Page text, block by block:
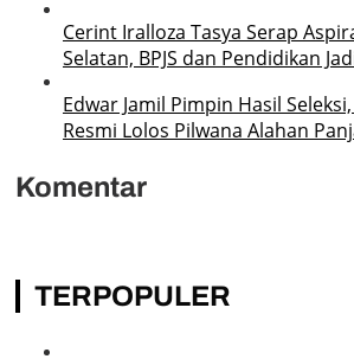
Cerint Iralloza Tasya Serap
Selatan, BPJS dan Pendidikan
Edwar Jamil Pimpin Hasil
Resmi Lolos Pilwana Alahan
Komentar
TERPOPULER